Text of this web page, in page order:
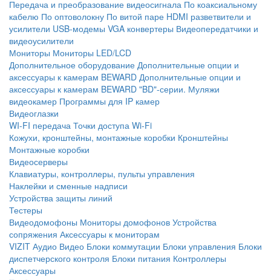
Передача и преобразование видеосигнала По коаксиальному
кабелю По оптоволокну По витой паре HDMI разветвители и
усилители USB-модемы VGA конвертеры Видеопередатчики и
видеоусилители
Мониторы Мониторы LED/LCD
Дополнительное оборудование Дополнительные опции и
аксессуары к камерам BEWARD Дополнительные опции и
аксессуары к камерам BEWARD "BD"-серии. Муляжи
видеокамер Программы для IP камер
Видеоглазки
WI-FI передача Точки доступа Wi-Fi
Кожухи, кронштейны, монтажные коробки Кронштейны
Монтажные коробки
Видеосерверы
Клавиатуры, контроллеры, пульты управления
Наклейки и сменные надписи
Устройства защиты линий
Тестеры
Видеодомофоны Мониторы домофонов Устройства
сопряжения Аксессуары к мониторам
VIZIT Аудио Видео Блоки коммутации Блоки управления Блоки
диспетчерского контроля Блоки питания Контроллеры
Аксессуары